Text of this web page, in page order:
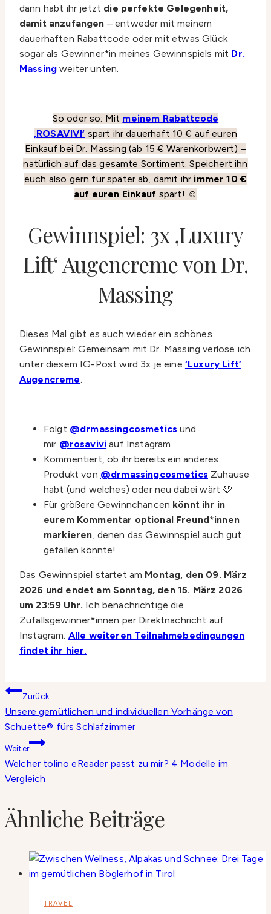
dann habt ihr jetzt die perfekte Gelegenheit,
damit anzufangen – entweder mit meinem
dauerhaften Rabattcode oder mit etwas Glück
sogar als Gewinner*in meines Gewinnspiels mit Dr.
Massing weiter unten.
So oder so: Mit meinem Rabattcode
‚ROSAVIVI‘ spart ihr dauerhaft 10 € auf euren
Einkauf bei Dr. Massing (ab 15 € Warenkorbwert) –
natürlich auf das gesamte Sortiment. Speichert ihn
euch also gern für später ab, damit ihr immer 10 €
auf euren Einkauf spart! ☺️
Gewinnspiel: 3x ‚Luxury
Lift‘ Augencreme von Dr.
Massing
Dieses Mal gibt es auch wieder ein schönes
Gewinnspiel: Gemeinsam mit Dr. Massing verlose ich
unter diesem IG-Post wird 3x je eine ‘Luxury Lift’
Augencreme
Folgt @drmassingcosmetics und
mir @rosavivi auf Instagram
Kommentiert, ob ihr bereits ein anderes
Produkt von @drmassingcosmetics Zuhause
habt (und welches) oder neu dabei wärt 🩵
Für größere Gewinnchancen könnt ihr in
eurem Kommentar optional Freund*innen
markieren , denen das Gewinnspiel auch gut
gefallen könnte!
Das Gewinnspiel startet am Montag, den 09. März
2026 und endet am Sonntag, den 15. März 2026
um 23:59 Uhr. Ich benachrichtige die
Zufallsgewinner*innen per Direktnachricht auf
Instagram. Alle weiteren Teilnahmebedingungen
findet ihr hier.
Beitragsnavigation
Zurück
Unsere gemütlichen und individuellen Vorhänge von
Schuette® fürs Schlafzimmer
Weiter
Welcher tolino eReader passt zu mir? 4 Modelle im
Vergleich
Ähnliche Beiträge
TRAVEL